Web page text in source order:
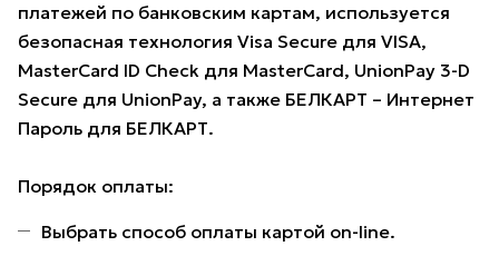
платежей по банковским картам, используется
безопасная технология Visa Secure для VISA,
MasterCard ID Check для MasterCard, UnionPay 3-D
Secure для UnionPay, а также БЕЛКАРТ – Интернет
Пароль для БЕЛКАРТ.
Порядок оплаты:
Выбрать способ оплаты картой on-line.